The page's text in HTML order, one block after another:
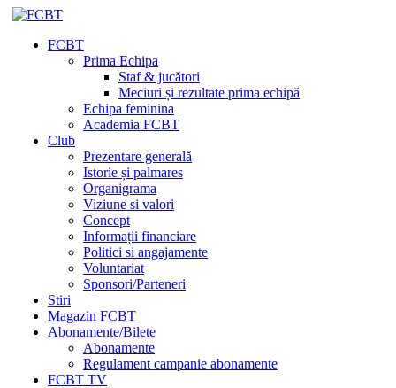
FCBT
Prima Echipa
Staf & jucători
Meciuri și rezultate prima echipă
Echipa feminina
Academia FCBT
Club
Prezentare generală
Istorie și palmares
Organigrama
Viziune si valori
Concept
Informații financiare
Politici si angajamente
Voluntariat
Sponsori/Parteneri
Stiri
Magazin FCBT
Abonamente/Bilete
Abonamente
Regulament campanie abonamente
FCBT TV